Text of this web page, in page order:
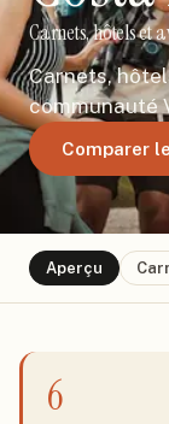
Carnets, hôtels et
Carnets,
communauté
Comparer
Aperçu
6